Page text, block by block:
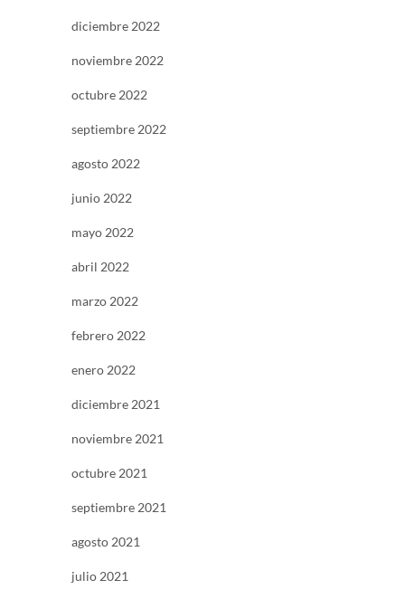
diciembre 2022
noviembre 2022
octubre 2022
septiembre 2022
agosto 2022
junio 2022
mayo 2022
abril 2022
marzo 2022
febrero 2022
enero 2022
diciembre 2021
noviembre 2021
octubre 2021
septiembre 2021
agosto 2021
julio 2021